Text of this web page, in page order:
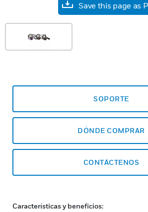
Save this page as
SOPORTE
DÓNDE COMPRAR
CONTÁCTENOS
Características y beneficios: